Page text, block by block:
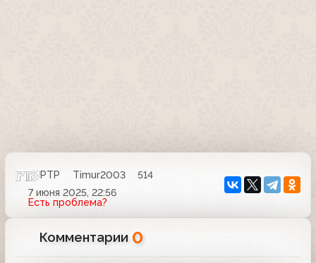
РТР Timur2003
514
7 июня 2025, 22:56
Есть проблема?
Комментарии 0